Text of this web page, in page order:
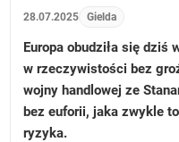
28.07.2025 Gielda
Europa obudziła się dziś
w rzeczywistości bez
wojny handlowej ze
bez euforii, jaka zwykle
ryzyka.